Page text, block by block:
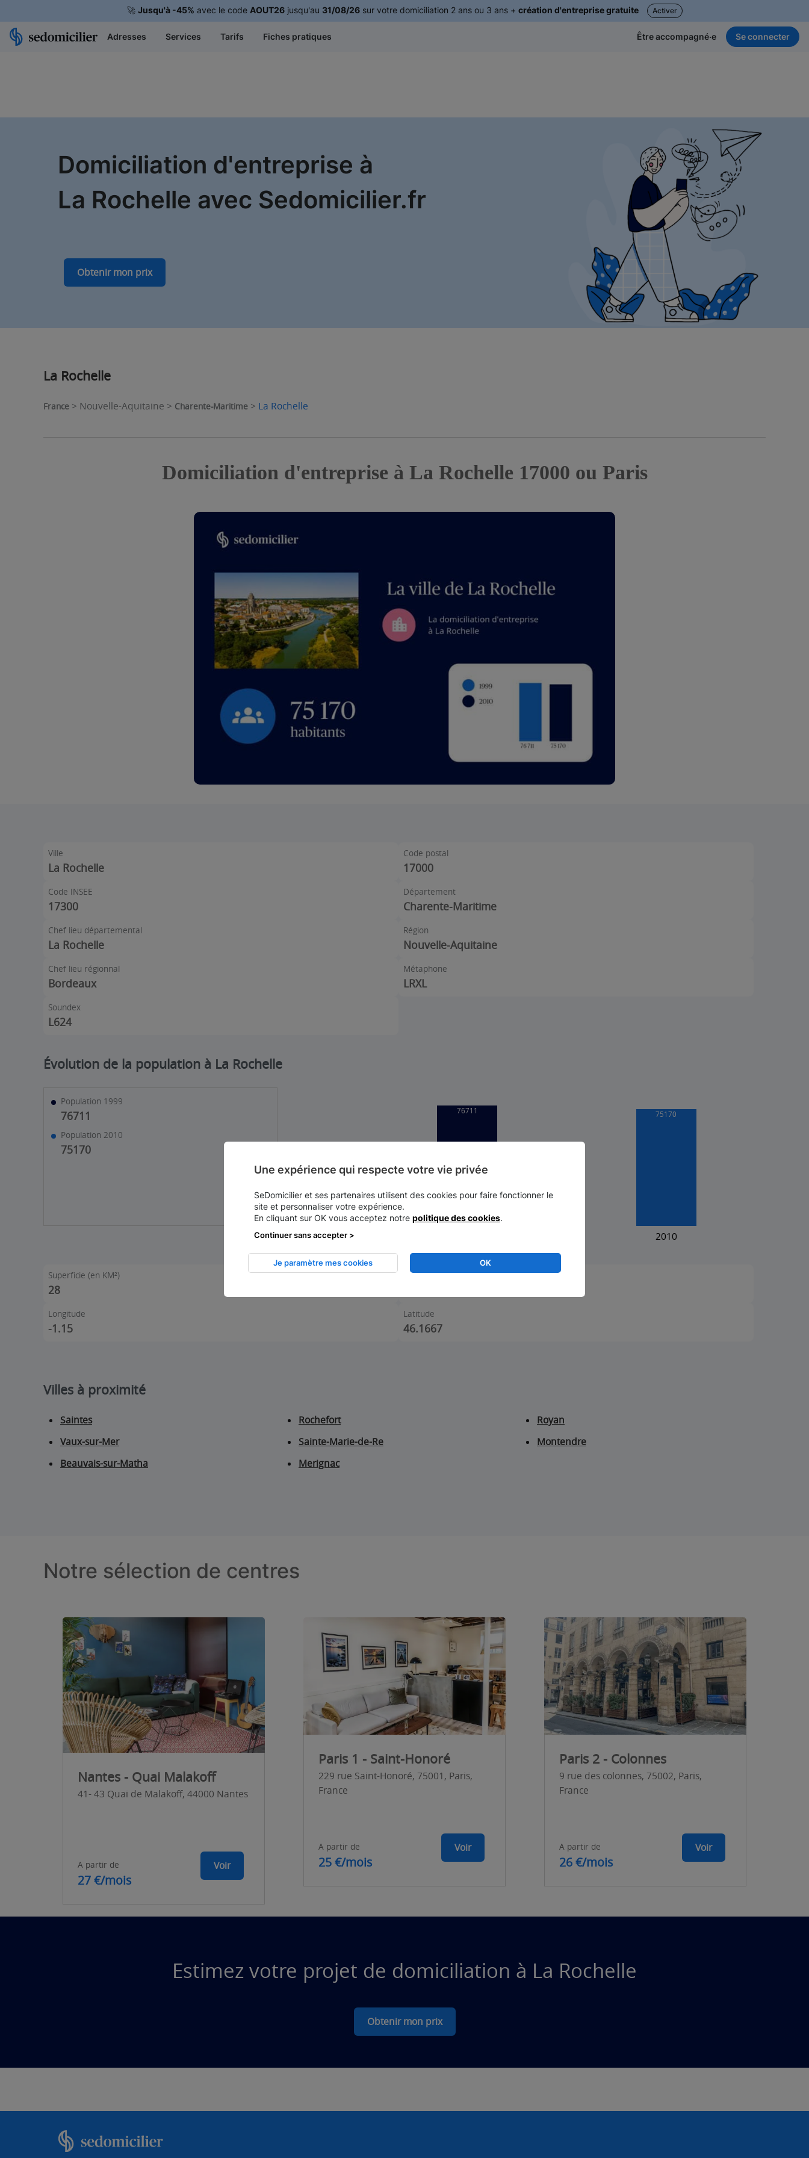
🚀 Jusqu'à -45% avec le code AOUT26jusqu'au 31/08/26sur votre domiciliation 2 ans ou 3 ans + création d'entreprise gratuite Activer
Adresses Services Tarifs Fiches pratiques Être accompagné·e Se connecter
Domiciliation d'entreprise à
La Rochelle avec Sedomicilier.fr
Obtenir mon prix
La Rochelle
France > Nouvelle-Aquitaine > Charente-Maritime > La Rochelle
Domiciliation d'entreprise à La Rochelle 17000 ou Paris
Ville
La Rochelle
Code postal
17000
Code INSEE
17300
Département
Charente-Maritime
Chef lieu départemental
La Rochelle
Région
Nouvelle-Aquitaine
Chef lieu régionnal
Bordeaux
Métaphone
LRXL
Soundex
L624
Évolution de la population à La Rochelle
Population 1999
76711
Population 2010
75170
Superficie (en KM²)
28
Dentité (nombre d'habitants au km²)
Longitude
-1.15
Latitude
46.1667
Villes à proximité
Saintes Rochefort
Royan
Vaux-sur-Mer
Sainte-Marie-de-Re
Montendre
Beauvais-sur-Matha
Merignac
Notre sélection de centres
Nantes - Quai Malakoff
41- 43 Quai de Malakoff, 44000 Nantes
A partir de
27 €/mois
Voir
Paris 1 - Saint-Honoré
229 rue Saint-Honoré, 75001, Paris,
France
A partir de
25 €/mois
Voir
Paris 2 - Colonnes
9 rue des colonnes, 75002, Paris,
France
A partir de
26 €/mois
Voir
Estimez votre projet de domiciliation à La Rochelle
Obtenir mon prix
Une expérience qui respecte votre vie privée
SeDomicilier et ses partenaires utilisent des cookies pour faire fonctionner le
site et personnaliser votre expérience.
En cliquant sur OK vous acceptez notre politique des cookies.
OK
Je paramètre mes cookies
Continuer sans accepter >